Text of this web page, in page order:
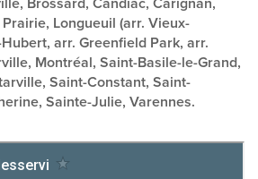
Brossard, Candiac, Carignan,
Longueuil (arr. Vieux-
arr. Greenfield Park, arr.
Montréal, Saint-Basile-le-Grand,
Saint-Constant, Saint-
Sainte-Julie, Varennes.